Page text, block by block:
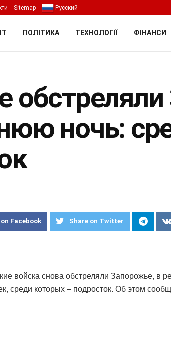
Sitemap Русский
ПОЛІТИКА ТЕХНОЛОГІЇ ФІНАНСИ
ночь:
Facebook Share on Twitter
войска снова обстреляли Запорожье, в
среди которых – подросток. Об этом